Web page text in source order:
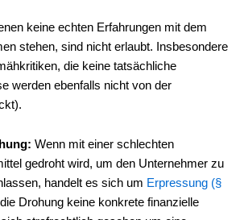
keine echten Erfahrungen mit dem
stehen, sind nicht erlaubt. Insbesondere
die keine tatsächliche
werden ebenfalls nicht von der
Wenn mit einer schlechten
gedroht wird, um den Unternehmer zu
handelt es sich um Erpressung (§
Drohung keine konkrete finanzielle